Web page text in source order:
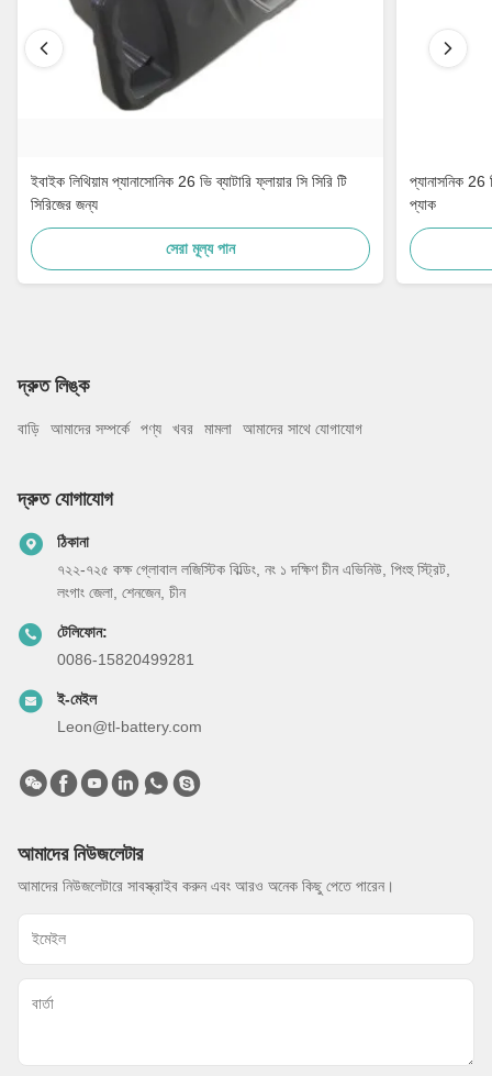
ইবাইক লিথিয়াম প্যানাসোনিক 26 ভি ব্যাটারি ফ্লায়ার সি সিরি টি
সিরিজের জন্য
সেরা মূল্য পান
প্যানাসনিক 26
প্যাক
দ্রুত লিঙ্ক
বাড়ি আমাদের সম্পর্কে পণ্য খবর মামলা আমাদের সাথে যোগাযোগ
দ্রুত যোগাযোগ
ঠিকানা
৭২২-৭২৫ কক্ষ গ্লোবাল লজিস্টিক বিল্ডিং, নং ১ দক্ষিণ চীন এভিনিউ, পিংহু স্ট্রিট,
লংগাং জেলা, শেনজেন, চীন
টেলিফোন:
0086-15820499281
ই-মেইল
Leon@tl-battery.com
আমাদের নিউজলেটার
আমাদের নিউজলেটারে সাবস্ক্রাইব করুন এবং আরও অনেক কিছু পেতে পারেন।